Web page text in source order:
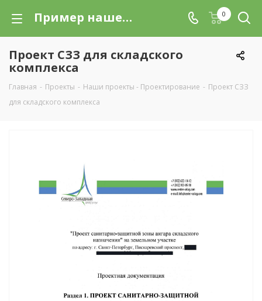
Пример нашей работы: Проект СЗЗ для складского комплекса 0
Проект СЗЗ для складского
комплекса
Главная - Проекты - Наши проекты - Проектирование - Проект СЗЗ
для складского комплекса